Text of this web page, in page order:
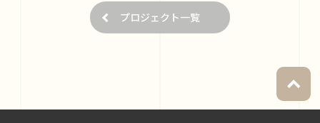
プロジェクト一覧